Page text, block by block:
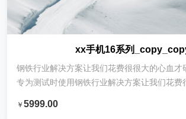
xx手机16系列
钢铁行业解决方案让我们花费很很大的心血才
专为测试时使用钢铁行业解决方案让我们花费
￥ 5999.00